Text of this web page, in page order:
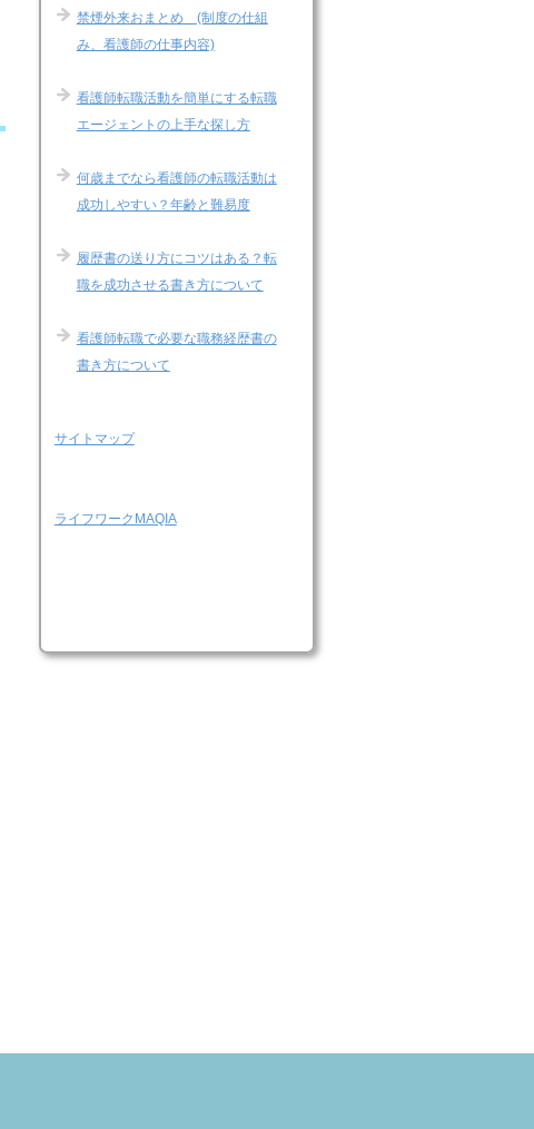
禁煙外来おまとめ (制度の仕組
み、看護師の仕事内容)
看護師転職活動を簡単にする転職
エージェントの上手な探し方
何歳までなら看護師の転職活動は
成功しやすい？年齢と難易度
履歴書の送り方にコツはある？転
職を成功させる書き方について
看護師転職で必要な職務経歴書の
書き方について
サイトマップ
ライフワークMAQIA